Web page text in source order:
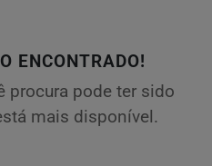
ENCONTRADO!
procura pode ter sido
mais disponível.